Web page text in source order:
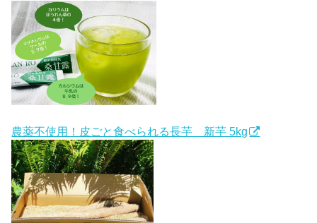
農薬不使用！皮ごと食べられる長芋 新芋 5kg